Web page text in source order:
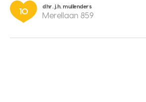
10
dhr. j.h. mullenders
Merellaan 859